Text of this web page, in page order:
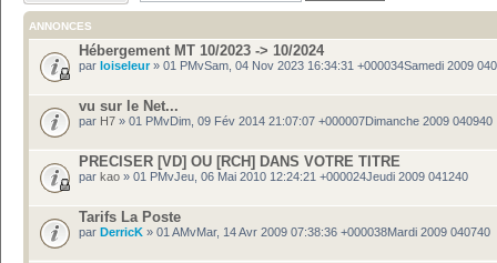
ANNONCES
Hébergement MT 10/2023 -> 10/2024
par loiseleur» 01 PMvSam, 04 Nov 2023 16:34:31 +000034Samedi 2009
vu sur le Net...
par H7 » 01 PMvDim, 09 Fév 2014 21:07:07 +000007Dimanche 2009 040940
PRECISER [VD] OU [RCH] DANS VOTRE TITRE
par kao » 01 PMvJeu, 06 Mai 2010 12:24:21 +000024Jeudi 2009 041240
Tarifs La Poste
par DerricK » 01 AMvMar, 14 Avr 2009 07:38:36 +000038Mardi 2009 040740